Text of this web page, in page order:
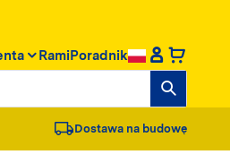
RamiPoradnik
Dostawa na budowę